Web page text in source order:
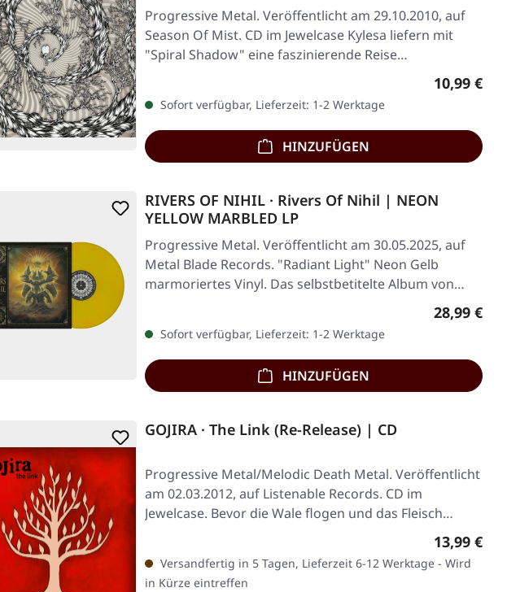
Progressive Metal. Veröffentlicht am 29.10.2010, auf
Season Of Mist. CD im Jewelcase Kylesa liefern mit
"Spiral Shadow" eine faszinierende Reise…
Regulärer
10,99 €
Sofort verfügbar, Lieferzeit: 1-2 Werktage
HINZUFÜGEN
RIVERS OF NIHIL · Rivers Of Nihil | NEON
YELLOW MARBLED LP
Progressive Metal. Veröffentlicht am 30.05.2025, auf
Metal Blade Records. "Radiant Light" Neon Gelb
marmoriertes Vinyl. Das selbstbetitelte Album von…
Regulärer
28,99 €
Sofort verfügbar, Lieferzeit: 1-2 Werktage
HINZUFÜGEN
GOJIRA · The Link (Re-Release) | CD
Progressive Metal/Melodic Death Metal. Veröffentlicht
am 02.03.2012, auf Listenable Records. CD im
Jewelcase. Bevor die Wale flogen und das Fleisch…
Regulärer
13,99 €
Versandfertig in 5 Tagen, Lieferzeit 6-12 Werktage - Wird
in Kürze eintreffen